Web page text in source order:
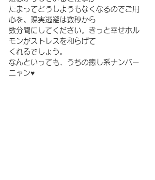
たまってどうしようもなくなるのでご用
心を。現実逃避は数秒から
数分間にしてください。きっと幸せホル
モンがストレスを和らげて
くれるでしょう。
なんといっても、うちの癒し系ナンバー
ニャン♥